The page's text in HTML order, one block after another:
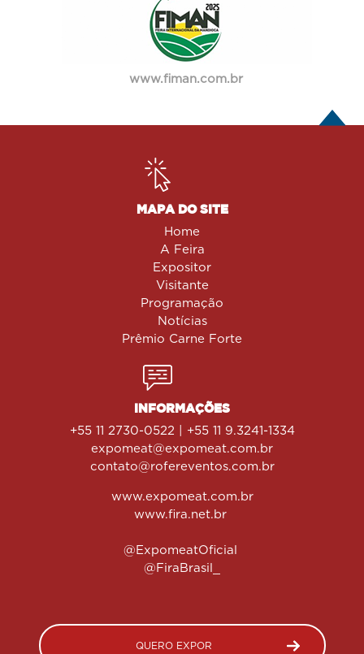
www.fiman.com.br
MAPA DO SITE
Home
A Feira
Expositor
Visitante
Programação
Notícias
Prêmio Carne Forte
INFORMAÇÕES
+55 11 2730-0522 | +55 11 9.3241-1334
expomeat@expomeat.com.br
contato@rofereventos.com.br
www.expomeat.com.br
www.fira.net.br
@ExpomeatOficial
@FiraBrasil_
QUERO EXPOR